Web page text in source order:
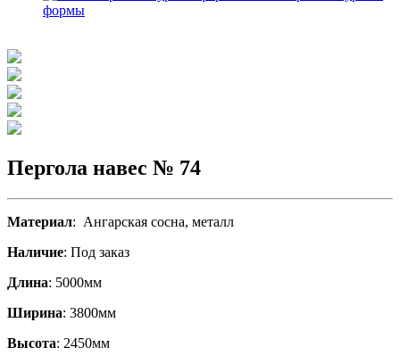
формы
Пергола навес № 74
Материал: Ангарская сосна, металл
Наличие: Под заказ
Длина: 5000мм
Ширина: 3800мм
Высота: 2450мм